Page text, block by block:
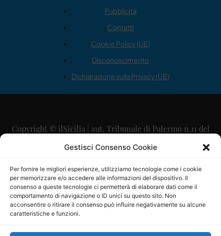
Gestisci Consenso Cookie
Per fornire le migliori esperienze, utilizziamo tecnologie come i cookie
per memorizzare e/o accedere alle informazioni del dispositivo. Il
consenso a queste tecnologie ci permetterà di elaborare dati come il
comportamento di navigazione o ID unici su questo sito. Non
acconsentire o ritirare il consenso può influire negativamente su alcune
caratteristiche e funzioni.
Pubblicità
Contatti
Cookie Policy (UE)
Disconoscimento
Dichiarazione sulla Privacy (UE)
Copyright © ilSicilia | aut. Tribunale di Palermo n.11 del
29/09/2015
Direttore Editoriale: Maurizio Scaglione
Direttore Responsabile: Maria Calabrese